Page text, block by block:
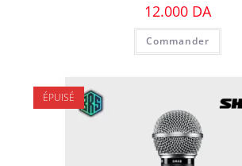
12.000 DA
Commander
ÉPUISÉ